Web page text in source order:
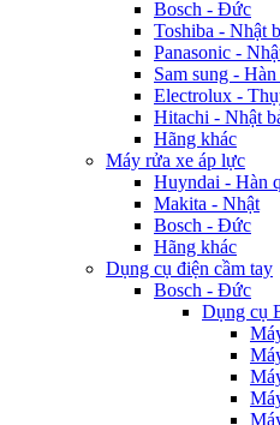
Bosch - Đức
Toshiba - Nhật
Panasonic -
Sam sung -
Electrolux -
Hitachi - Nhật
Hãng khác
Máy rửa xe áp lực
Huyndai - Hàn
Makita - Nhật
Bosch - Đức
Hãng khác
Dụng cụ điện cầm tay
Bosch - Đức
Dụng cụ